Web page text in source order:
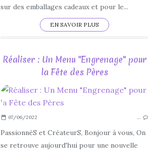
sur des emballages cadeaux et pour le...
EN SAVOIR PLUS
Réaliser : Un Menu "Engrenage" pour
la Fête des Pères
07/06/2022 …
PassionnéS et CréateurS, Bonjour à vous, On
se retrouve aujourd'hui pour une nouvelle